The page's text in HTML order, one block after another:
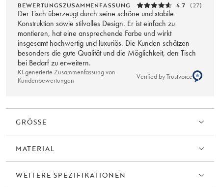
BEWERTUNGSZUSAMMENFASSUNG 4.7 (27)
Der Tisch überzeugt durch seine schöne und stabile
Konstruktion sowie stilvolles Design. Er ist einfach zu
montieren, hat eine ansprechende Farbe und wirkt
insgesamt hochwertig und luxuriös. Die Kunden schätzen
besonders die gute Qualität und die Möglichkeit, den Tisch
bei Bedarf zu erweitern.
KI-generierte Zusammenfassung von
Kundenbewertungen
Verified by Trustvoice
GRÖSSE
MATERIAL
WEITERE SPEZIFIKATIONEN